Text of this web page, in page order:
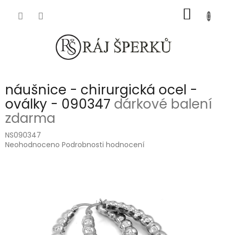
KOŠÍK
náušnice - chirurgická ocel -
oválky - 090347 dárkové balení
zdarma
NS090347
Průměrné
Neohodnoceno Podrobnosti hodnocení